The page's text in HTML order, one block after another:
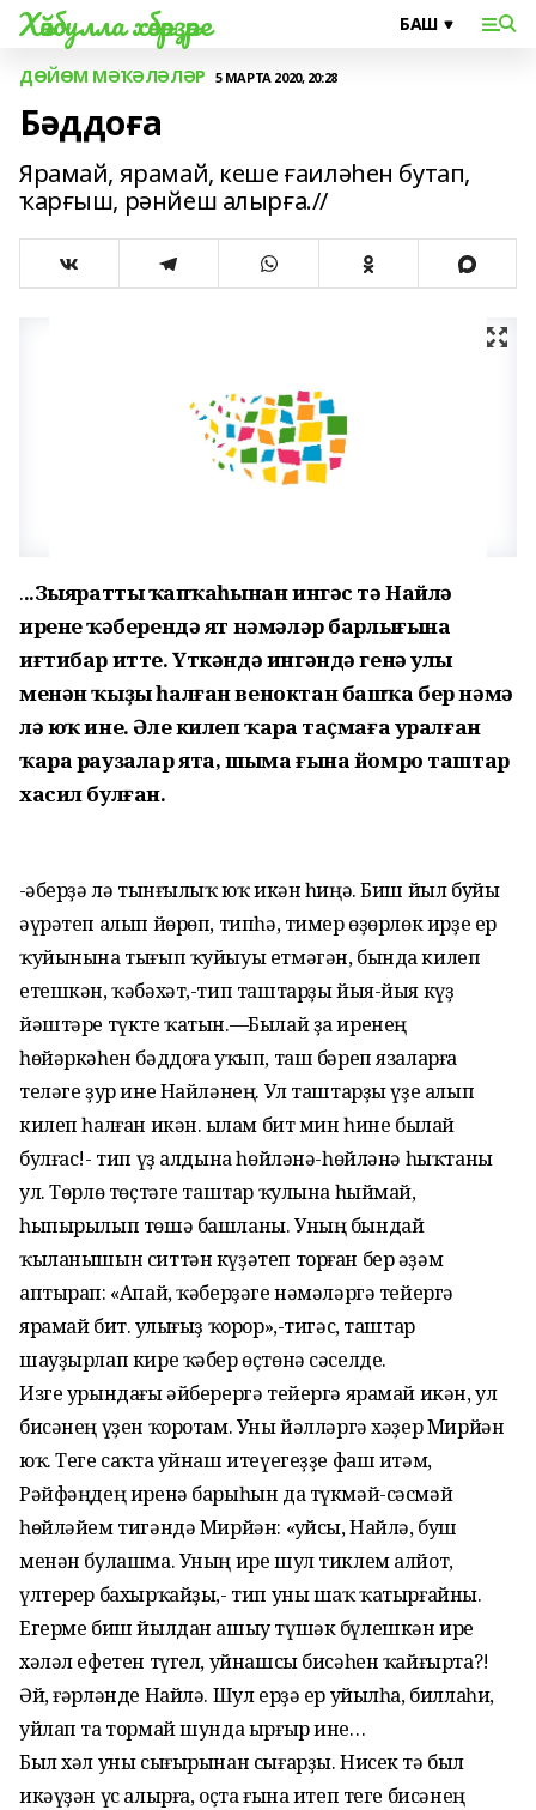
Хәйбулла хәбәрҙәре
ДӨЙӨМ МӘҠӘЛӘЛӘР 5 МАРТА 2020, 20:28
Бәддоға
Ярамай, ярамай, кеше ғаиләһен бутап,
ҡарғыш, рәнйеш алырға.//
...Зыяраттың ҡапҡаһынан ингәс тә Найлә
иренең ҡәберендә ят нәмәләр барлығына
иғтибар итте. Үткәндә ингәндә генә улы
менән ҡыҙы һалған веноктан башҡа бер нәмә
лә юҡ ине. Әле килеп ҡара таҫмаға уралған
ҡара раузалар ята, шыма ғына йомро таштар
хасил булған.
-Ҡәберҙә лә тынғылыҡ юҡ икән һиңә. Биш йыл буйы
әүрәтеп алып йөрөп, типһә, тимер өҙөрлөк ирҙе ер
ҡуйынына тығып ҡуйыуы етмәгән, бында килеп
етешкән, ҡәбәхәт,-тип таштарҙы йыя-йыя күҙ
йәштәре түкте ҡатын.—Былай ҙа иренең
һөйәркәһен бәддоға уҡып, таш бәреп язаларға
теләге ҙур ине Найләнең. Ул таштарҙы үҙе алып
килеп һалған икән. Ҡылам бит мин һине былай
булғас!- тип үҙ алдына һөйләнә-һөйләнә һыҡтаны
ул. Төрлө төҫтәге таштар ҡулына һыймай,
һыпырылып төшә башланы. Уның бындай
ҡыланышын ситтән күҙәтеп торған бер әҙәм
аптырап: «Апай, ҡәберҙәге нәмәләргә тейергә
ярамай бит. Ҡулығыҙ ҡорор»,-тигәс, таштар
шауҙырлап кире ҡәбер өҫтөнә сәселде.
Изге урындағы әйберергә тейергә ярамай икән, ул
бисәнең үҙен ҡоротам. Уны йәлләргә хәҙер Мирйән
юҡ. Теге саҡта уйнаш итеүегеҙҙе фаш итәм,
Рәйфәңдең иренә барыһын да түкмәй-сәсмәй
һөйләйем тигәндә Мирйән: «Ҡуйсы, Найлә, буш
менән булашма. Уның ире шул тиклем алйот,
үлтерер бахырҡайҙы,- тип уны шаҡ ҡатырғайны.
Егерме биш йылдан ашыу түшәк бүлешкән ире
хәләл ефетен түгел, уйнашсы бисәһен ҡайғырта?!
Әй, ғәрләнде Найлә. Шул ерҙә ер уйылһа, биллаһи,
уйлап та тормай шунда ырғыр ине…
Был хәл уны сығырынан сығарҙы. Нисек тә был
икәүҙән үс алырға, оҫта ғына итеп теге бисәнең